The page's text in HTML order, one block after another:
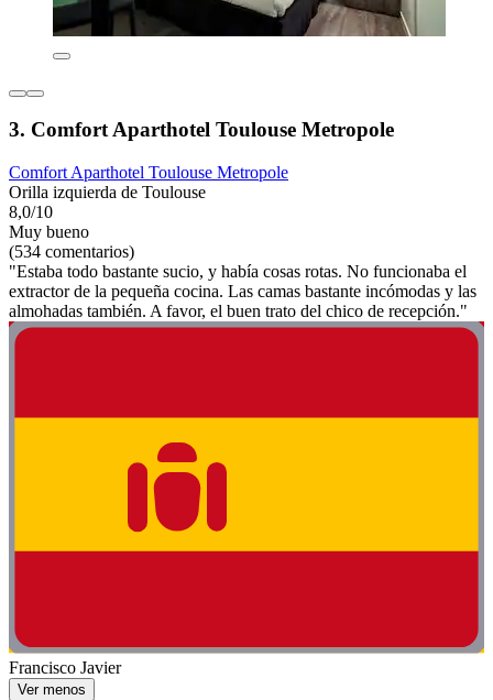
3. Comfort Aparthotel Toulouse Metropole
Comfort Aparthotel Toulouse Metropole
Orilla izquierda de Toulouse
8,0/10
Muy bueno
(534 comentarios)
"Estaba todo bastante sucio, y había cosas rotas. No funcionaba el
extractor de la pequeña cocina. Las camas bastante incómodas y las
almohadas también. A favor, el buen trato del chico de recepción."
Francisco Javier
Ver menos